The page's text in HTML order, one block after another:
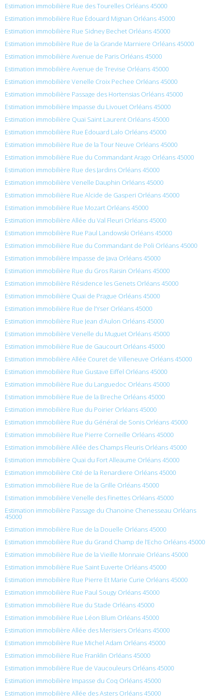
Estimation immobilière Rue des Tourelles Orléans 45000
Estimation immobilière Rue Édouard Mignan Orléans 45000
Estimation immobilière Rue Sidney Bechet Orléans 45000
Estimation immobilière Rue de la Grande Marniere Orléans 45000
Estimation immobilière Avenue de Paris Orléans 45000
Estimation immobilière Avenue de Trevise Orléans 45000
Estimation immobilière Venelle Croix Pechee Orléans 45000
Estimation immobilière Passage des Hortensias Orléans 45000
Estimation immobilière Impasse du Livouet Orléans 45000
Estimation immobilière Quai Saint Laurent Orléans 45000
Estimation immobilière Rue Édouard Lalo Orléans 45000
Estimation immobilière Rue de la Tour Neuve Orléans 45000
Estimation immobilière Rue du Commandant Arago Orléans 45000
Estimation immobilière Rue des Jardins Orléans 45000
Estimation immobilière Venelle Dauphin Orléans 45000
Estimation immobilière Rue Alcide de Gasperi Orléans 45000
Estimation immobilière Rue Mozart Orléans 45000
Estimation immobilière Allée du Val Fleuri Orléans 45000
Estimation immobilière Rue Paul Landowski Orléans 45000
Estimation immobilière Rue du Commandant de Poli Orléans 45000
Estimation immobilière Impasse de Java Orléans 45000
Estimation immobilière Rue du Gros Raisin Orléans 45000
Estimation immobilière Résidence les Genets Orléans 45000
Estimation immobilière Quai de Prague Orléans 45000
Estimation immobilière Rue de l’Yser Orléans 45000
Estimation immobilière Rue Jean d’Aulon Orléans 45000
Estimation immobilière Venelle du Muguet Orléans 45000
Estimation immobilière Rue de Gaucourt Orléans 45000
Estimation immobilière Allée Couret de Villeneuve Orléans 45000
Estimation immobilière Rue Gustave Eiffel Orléans 45000
Estimation immobilière Rue du Languedoc Orléans 45000
Estimation immobilière Rue de la Breche Orléans 45000
Estimation immobilière Rue du Poirier Orléans 45000
Estimation immobilière Rue du Général de Sonis Orléans 45000
Estimation immobilière Rue Pierre Corneille Orléans 45000
Estimation immobilière Allée des Champs Fleuris Orléans 45000
Estimation immobilière Quai du Fort Alleaume Orléans 45000
Estimation immobilière Cité de la Renardiere Orléans 45000
Estimation immobilière Rue de la Grille Orléans 45000
Estimation immobilière Venelle des Finettes Orléans 45000
Estimation immobilière Passage du Chanoine Chenesseau Orléans
45000
Estimation immobilière Rue de la Douelle Orléans 45000
Estimation immobilière Rue du Grand Champ de l’Echo Orléans 45000
Estimation immobilière Rue de la Vieille Monnaie Orléans 45000
Estimation immobilière Rue Saint Euverte Orléans 45000
Estimation immobilière Rue Pierre Et Marie Curie Orléans 45000
Estimation immobilière Rue Paul Sougy Orléans 45000
Estimation immobilière Rue du Stade Orléans 45000
Estimation immobilière Rue Léon Blum Orléans 45000
Estimation immobilière Allée des Merisiers Orléans 45000
Estimation immobilière Rue Michel Adam Orléans 45000
Estimation immobilière Rue Franklin Orléans 45000
Estimation immobilière Rue de Vaucouleurs Orléans 45000
Estimation immobilière Impasse du Coq Orléans 45000
Estimation immobilière Allée des Asters Orléans 45000